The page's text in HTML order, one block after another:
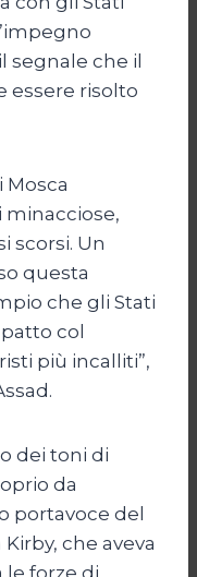
segnale che il
essere risolto
minacciose,
scorsi. Un
questa
che gli Stati
col
più incalliti”,
dei toni di
da
portavoce del
che aveva
forze di